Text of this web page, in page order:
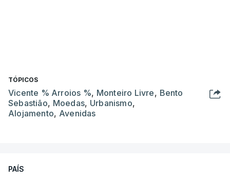
TÓPICOS
Vicente % Arroios %, Monteiro Livre, Bento
Sebastião, Moedas, Urbanismo,
Alojamento, Avenidas
PAÍS